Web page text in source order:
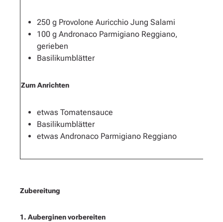
250 g Provolone Auricchio Jung Salami
100 g Andronaco Parmigiano Reggiano,
gerieben
Basilikumblätter
Zum Anrichten
etwas Tomatensauce
Basilikumblätter
etwas Andronaco Parmigiano Reggiano
Zubereitung
1. Auberginen vorbereiten